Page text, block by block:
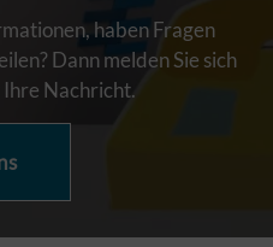
haben Fragen
Dann melden Sie sich
Nachricht.